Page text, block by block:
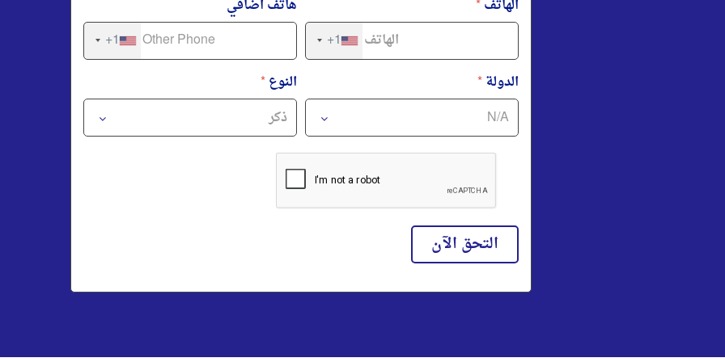
الهاتف*
+1
هاتف اضافي
+1
الدولة* النوع*
التحق الآن